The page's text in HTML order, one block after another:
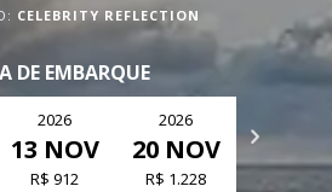
CELEBRITY REFLECTION
DE EMBARQUE
2026
13 NOV
R$ 912
2026
20 NOV
R$ 1.228
27